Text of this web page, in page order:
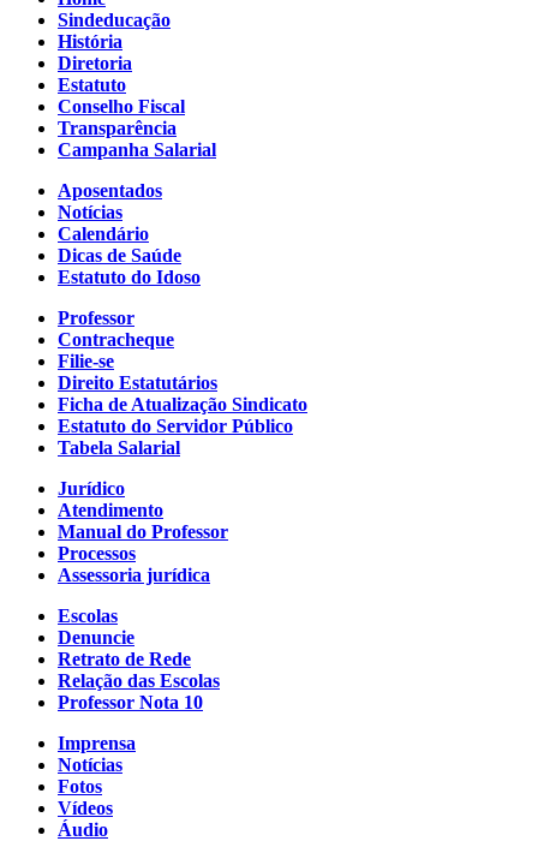
Sindeducação
História
Diretoria
Estatuto
Conselho Fiscal
Transparência
Campanha Salarial
Aposentados
Notícias
Calendário
Dicas de Saúde
Estatuto do Idoso
Professor
Contracheque
Filie-se
Direito Estatutários
Ficha de Atualização Sindicato
Estatuto do Servidor Público
Tabela Salarial
Jurídico
Atendimento
Manual do Professor
Processos
Assessoria jurídica
Escolas
Denuncie
Retrato de Rede
Relação das Escolas
Professor Nota 10
Imprensa
Notícias
Fotos
Vídeos
Áudio